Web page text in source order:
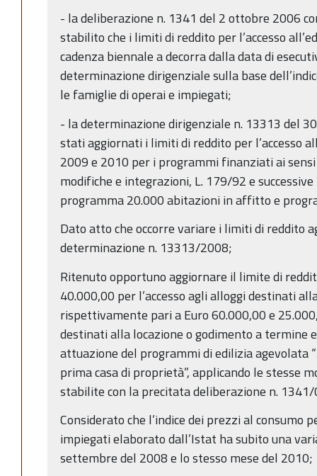
- la deliberazione n. 1341 del 2 ottobre 2006
stabilito che i limiti di reddito per l’accesso
cadenza biennale a decorra dalla data di
determinazione dirigenziale sulla base
le famiglie di operai e impiegati;
- la determinazione dirigenziale n. 13313 del
stati aggiornati i limiti di reddito per l’accesso
2009 e 2010 per i programmi finanziati ai
modifiche e integrazioni, L. 179/92 e
programma 20.000 abitazioni in affitto e
Dato atto che occorre variare i limiti di reddito
determinazione n. 13313/2008;
Ritenuto opportuno aggiornare il limite di
40.000,00 per l’accesso agli alloggi destinati
rispettivamente pari a Euro 60.000,00 e
destinati alla locazione o godimento a termine
attuazione del programmi di edilizia agevolata
prima casa di proprietà”, applicando le stesse
stabilite con la precitata deliberazione n.
Considerato che l’indice dei prezzi al consumo
impiegati elaborato dall’Istat ha subito una
settembre del 2008 e lo stesso mese del 2010;